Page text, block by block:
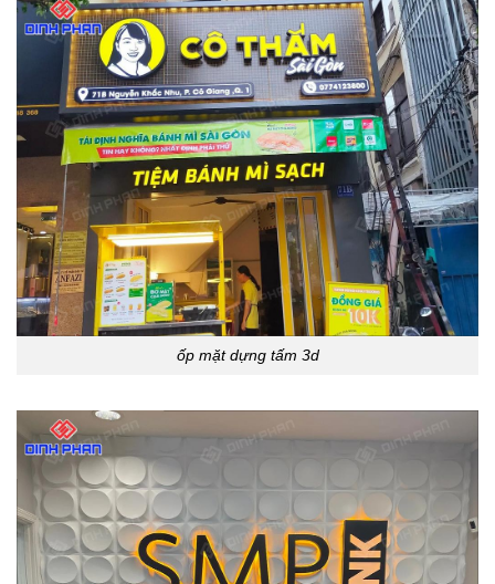
ốp mặt dựng tấm 3d